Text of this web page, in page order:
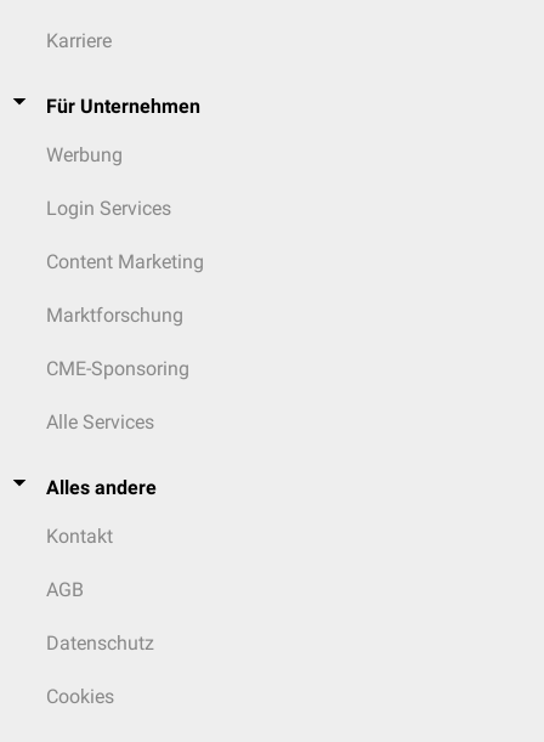
Karriere
Für Unternehmen
Werbung
Login Services
Content Marketing
Marktforschung
CME-Sponsoring
Alle Services
Alles andere
Kontakt
AGB
Datenschutz
Cookies